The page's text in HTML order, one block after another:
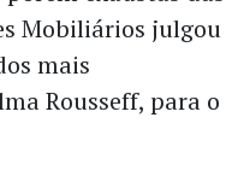
Mobiliários julgou
mais
Rousseff, para o